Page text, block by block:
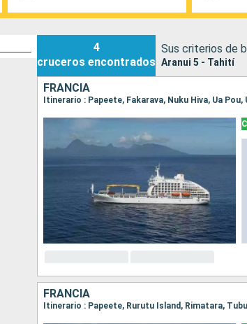
4
cruceros encontrados
Sus criterios de
Aranui 5 - Tahití
FRANCIA
FRANCIA
Itinerario : Papeete, Rurutu Island, Rimatara,